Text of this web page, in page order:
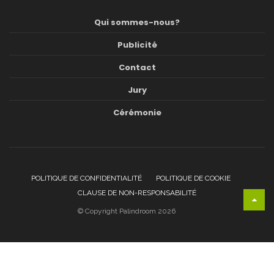
Qui sommes-nous?
Publicité
Contact
Jury
Cérémonie
POLITIQUE DE CONFIDENTIALITÉ
POLITIQUE DE COOKIE
CLAUSE DE NON-RESPONSABILITÉ
© Copyright Palindroom 2026